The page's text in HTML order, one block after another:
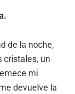
de la noche,
cristales, un
mi
devuelve la